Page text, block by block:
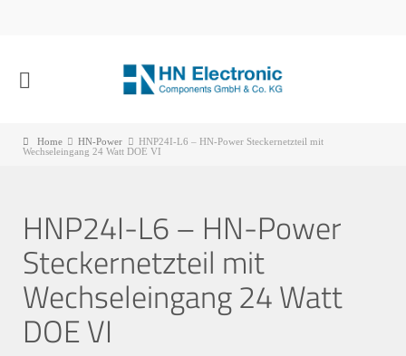
Home HN-Power
HNP24I-L6 – HN-Power Steckernetzteil mit
Wechseleingang 24 Watt DOE VI
HNP24I-L6 – HN-Power
Steckernetzteil mit
Wechseleingang 24 Watt
DOE VI